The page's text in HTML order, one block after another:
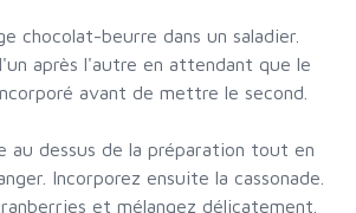
chocolat-beurre dans un saladier.
après l'autre en attendant que le
avant de mettre le second.
au dessus de la préparation tout en
Incorporez ensuite la cassonade.
et mélangez délicatement.